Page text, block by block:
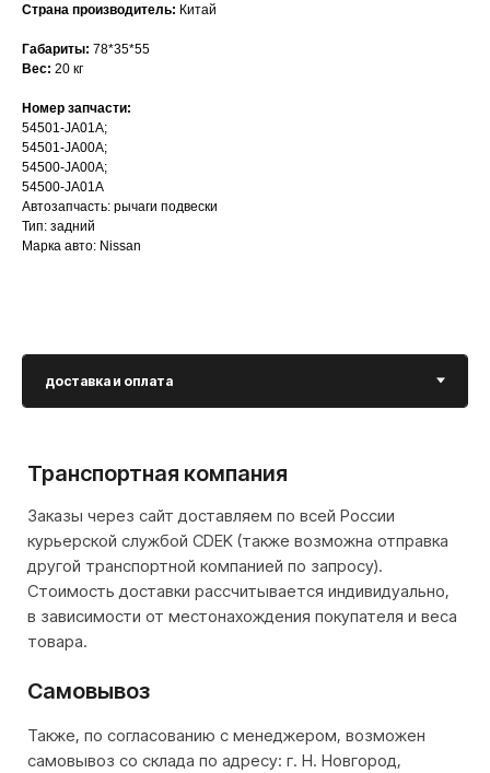
Страна производитель: Китай
Габариты: 78*35*55
Вес: 20 кг
Номер запчасти:
54501-JA01A;
54501-JA00A;
54500-JA00A;
54500-JA01A
Автозапчасть: рычаги подвески
Тип: задний
Марка авто: Nissan
при самовывозе
Для вашего удобства возможен любой вид оплаты:
Наличный
расчет
картой на
Способы оплаты
Самовывоз
курьерской службой CDEK (также возможна отправка
другой транспортной компанией по запросу).
Стоимость доставки рассчитывается индивидуально,
в зависимости от местонахождения покупателя и веса
товара.
Транспортная компания